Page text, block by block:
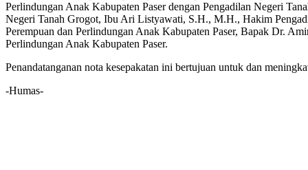
Perlindungan Anak Kabupaten Paser dengan Pengadilan Negeri
Negeri Tanah Grogot, Ibu Ari Listyawati, S.H., M.H., Hakim
Perempuan dan Perlindungan Anak Kabupaten Paser, Bapak Dr.
Perlindungan Anak Kabupaten Paser.
Penandatanganan nota kesepakatan ini bertujuan untuk dan
-Humas-